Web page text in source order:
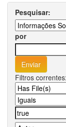
Pesquisar:
por
Filtros correntes: